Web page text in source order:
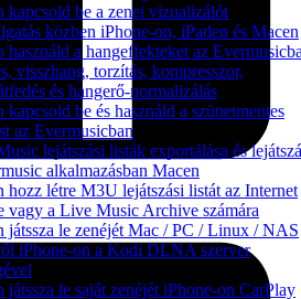
kapcsold be a zenei vizualizálót
közben iPhone-on, iPaden és Macen
használd a hangeffekteket az
visszhang, torzítás, kompresszor,
és hangerő-normalizálás
kapcsold be és használd a szünetmentes
az Evermusicban
lejátszási listák exportálása és
alkalmazásban Macen
hozz létre M3U lejátszási listát az Internet
vagy a Live Music Archive számára
játssza le zenéjét Mac / PC / Linux / NAS
iPhone-on a Kodi DLNA szerver
játssza le saját zenéjét iPhone-on CarPlay